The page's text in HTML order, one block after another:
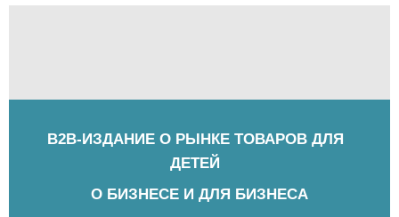
B2B-ИЗДАНИЕ О РЫНКЕ ТОВАРОВ ДЛЯ
ДЕТЕЙ
О БИЗНЕСЕ И ДЛЯ БИЗНЕСА